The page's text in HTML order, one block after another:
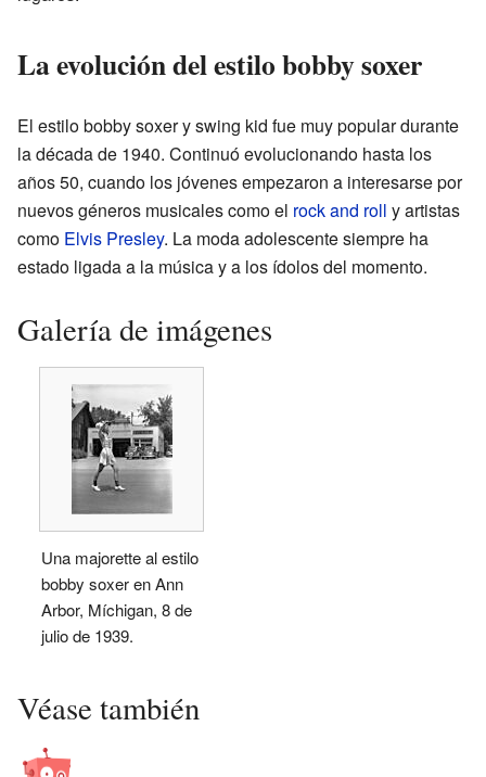
La evolución del estilo bobby soxer
El estilo bobby soxer y swing kid fue muy popular durante
la década de 1940. Continuó evolucionando hasta los
años 50, cuando los jóvenes empezaron a interesarse por
nuevos géneros musicales como el rock and roll y artistas
como Elvis Presley. La moda adolescente siempre ha
estado ligada a la música y a los ídolos del momento.
Galería de imágenes
Una majorette al estilo
bobby soxer en Ann
Arbor, Míchigan, 8 de
julio de 1939.
Véase también